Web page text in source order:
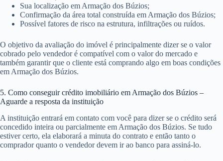
Sua localização em Armação dos Búzios;
Confirmação da área total construída em Armação dos Búzios;
Possível fatores de risco na estrutura, infiltrações ou ruídos.
O objetivo da avaliação do imóvel é principalmente dizer se o valor
cobrado pelo vendedor é compatível com o valor do mercado e
também garantir que o cliente está comprando algo em boas condições
em Armação dos Búzios.
5. Como conseguir crédito imobiliário em Armação dos Búzios –
Aguarde a resposta da instituição
A instituição entrará em contato com você para dizer se o crédito será
concedido inteira ou parcialmente em Armação dos Búzios. Se tudo
estiver certo, ela elaborará a minuta do contrato e então tanto o
comprador quanto o vendedor devem ir ao banco para assiná-lo.